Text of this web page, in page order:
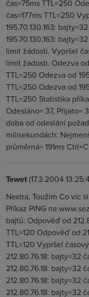
čas=75ms TTL=250
čas=177ms TTL=250
195.70.130.163:
195.70.130.163:
limit žádosti. Vypršel
limit žádosti. Odezva
TTL=250 Odezva od
TTL=250 Odezva od
TTL=250 Statistika
Odesláno= 37, Přijato=
doba od odeslání
milisekundách:
průměrná= 191ms Ctrl+C
Tewet(17.3.2004
Nextra, Toužim Co víc
Příkaz PING na
bajtů: Odpověď od
TTL=120 Odpověď od
TTL=120 Vypršel
212.80.76.18: bajty=32
212.80.76.18: bajty=32
212.80.76.18: bajty=32
212.80.76.18: bajty=32